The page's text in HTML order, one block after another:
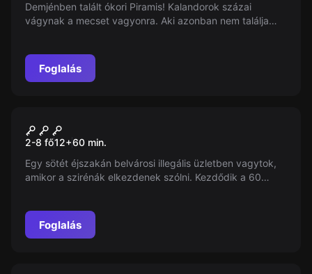
Demjénben talált ókori Piramis! Kalandorok százai
vágynak a mecset vagyonra. Aki azonban nem találja
Foglalás
Prisontrap
2-8 fő12+60 min.
Egy sötét éjszakán belvárosi illegális üzletben vagytok,
amikor a szirénák elkezdenek szólni. Kezdődik a 60
Foglalás